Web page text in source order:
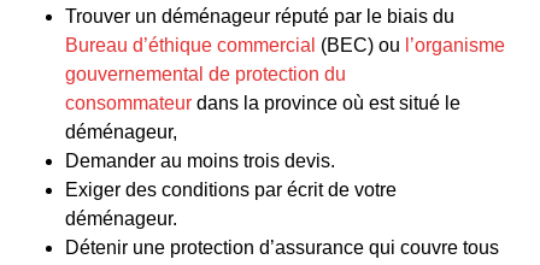
Trouver un déménageur réputé par le biais du
Bureau d’éthique commercial (BEC) ou l’organisme
gouvernemental de protection du
consommateur dans la province où est situé le
déménageur,
Demander au moins trois devis.
Exiger des conditions par écrit de votre
déménageur.
Détenir une protection d’assurance qui couvre tous